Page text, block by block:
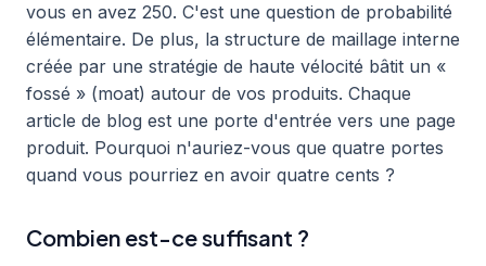
vous en avez 250. C'est une question de probabilité
élémentaire. De plus, la structure de maillage interne
créée par une stratégie de haute vélocité bâtit un «
fossé » (moat) autour de vos produits. Chaque
article de blog est une porte d'entrée vers une page
produit. Pourquoi n'auriez-vous que quatre portes
quand vous pourriez en avoir quatre cents ?
Combien est-ce suffisant ?